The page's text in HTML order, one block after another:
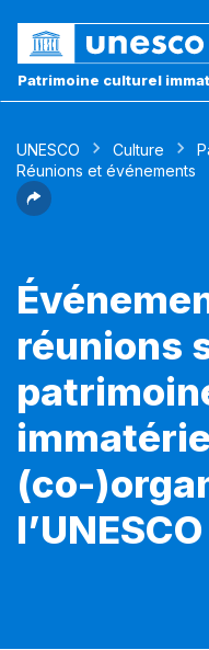
Patrimoine culturel
UNESCO Culture
Réunions et événements
réunions
(co-
l’UNESCO